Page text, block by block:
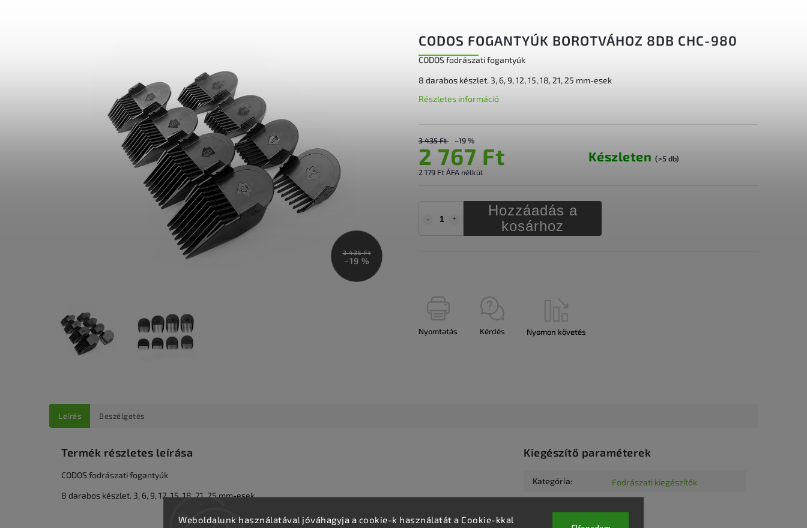
Weboldalunk használatával jóváhagyja a cookie-k használatát a Cookie-kkal
3 435 Ft
–19 %
CODOS FOGANTYÚK BOROTVÁHOZ 8DB CHC-980
3 435 Ft –19 %
2 767 Ft
2 179 Ft ÁFA nélkül
Készleten (>5 db)
Hozzáadás a
kosárhoz
CODOS fodrászati fogantyúk
8 darabos készlet. 3, 6, 9, 12, 15, 18, 21, 25 mm-esek
Részletes információ
Nyomtatás Kérdés Nyomon követés
Leírás Beszélgetés
Termék részletes leírása
CODOS fodrászati fogantyúk
8 darabos készlet. 3, 6, 9, 12, 15, 18, 21, 25 mm-esek
Kiegészítő paraméterek
Kategória: Fodrászati kiegészítők